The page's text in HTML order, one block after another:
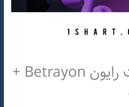
میکس روز بت رایون Betrayon +